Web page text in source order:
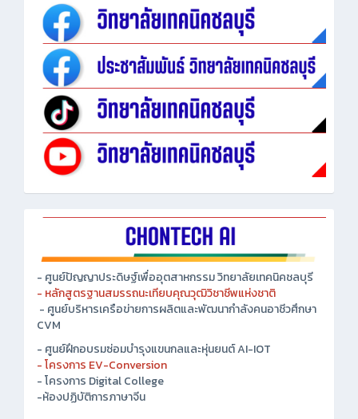
- ศูนย์ปัญญาประดิษฐ์เพื่ออุตสาหกรรม วิทยาลัยเทคนิคชลบุรี
- หลักสูตรฐานสมรรถนะเทียบคุณวุฒิวิชาชีพแห่งชาติ
- ศูนย์บริหารเครือข่ายการผลิตและพัฒนากำลังคนอาชีวศึกษา
CVM
- ศูนย์ฝึกอบรมซ่อมบำรุงแขนกลและหุ่นยนต์ AI-IOT
- โครงการ EV-Conversion
- โครงการ Digital College